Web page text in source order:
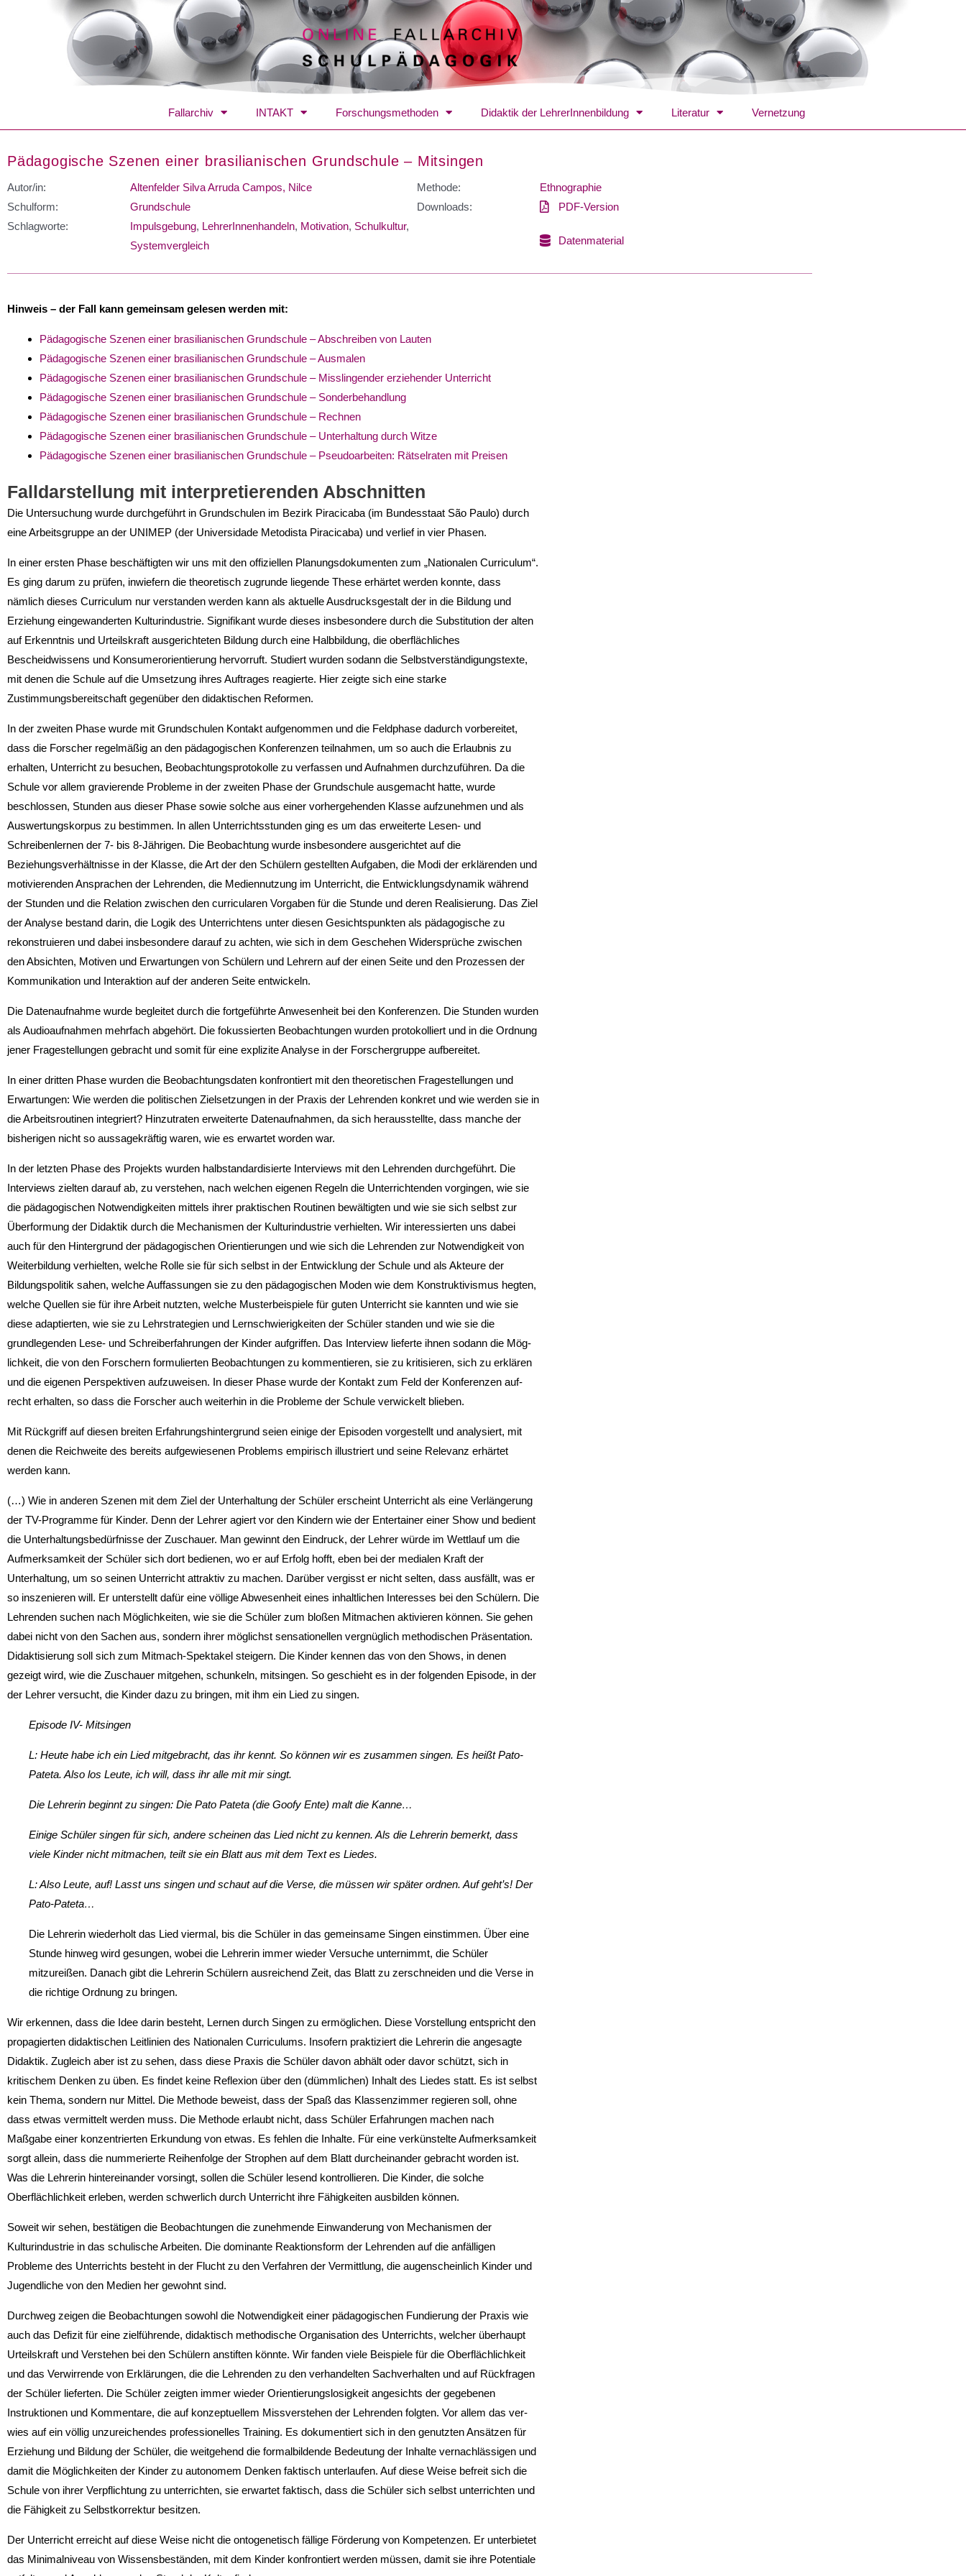
Fallarchiv INTAKT Forschungsmethoden Didaktik der LehrerInnenbildung Literatur Vernetzung
Pädagogische Szenen einer brasilianischen Grundschule – Mitsingen
Autor/in:
Altenfelder Silva Arruda Campos, Nilce
Schulform:
Grundschule
Schlagworte:
Impulsgebung, LehrerInnenhandeln, Motivation, Schulkultur,
Systemvergleich
Methode:
Ethnographie
Downloads:
PDF-Version
Datenmaterial
Hinweis – der Fall kann gemeinsam gelesen werden mit:
Pädagogische Szenen einer brasilianischen Grundschule – Abschreiben von Lauten
Pädagogische Szenen einer brasilianischen Grundschule – Ausmalen
Pädagogische Szenen einer brasilianischen Grundschule – Misslingender erziehender Unterricht
Pädagogische Szenen einer brasilianischen Grundschule – Sonderbehandlung
Pädagogische Szenen einer brasilianischen Grundschule – Rechnen
Pädagogische Szenen einer brasilianischen Grundschule – Unterhaltung durch Witze
Pädagogische Szenen einer brasilianischen Grundschule – Pseudoarbeiten: Rätselraten mit Preisen
Falldarstellung mit interpretierenden Abschnitten
Die Untersuchung wurde durchgeführt in Grundschulen im Bezirk Piracicaba (im Bundesstaat São Paulo) durch
eine Arbeitsgruppe an der UNIMEP (der Universidade Metodista Piracicaba) und verlief in vier Phasen.
In einer ersten Phase beschäftigten wir uns mit den offiziellen Planungs­dokumenten zum „Nationalen Curriculum“.
Es ging darum zu prüfen, inwie­fern die theoretisch zugrunde liegende These erhärtet werden konnte, dass
nämlich dieses Curriculum nur verstanden werden kann als aktuelle Aus­drucksgestalt der in die Bildung und
Erziehung eingewanderten Kulturindust­rie. Signifikant wurde dieses insbesondere durch die Substitution der alten
auf Erkenntnis und Urteilskraft ausgerichteten Bildung durch eine Halbbil­dung, die oberflächliches
Bescheidwissens und Konsumerorientierung her­vorruft. Studiert wurden sodann die Selbstverständigungstexte,
mit denen die Schule auf die Umsetzung ihres Auftrages reagierte. Hier zeigte sich eine starke
Zustimmungsbereitschaft gegenüber den didaktischen Reformen.
In der zweiten Phase wurde mit Grundschulen Kontakt aufgenommen und die Feldphase dadurch vorbereitet,
dass die Forscher regelmäßig an den pädago­gischen Konferenzen teilnahmen, um so auch die Erlaubnis zu
erhalten, Unterricht zu besuchen, Beobachtungsprotokolle zu verfassen und Aufnahmen durchzuführen. Da die
Schule vor allem gravierende Probleme in der zweiten Phase der Grundschule ausgemacht hatte, wurde
beschlossen, Stunden aus dieser Phase sowie solche aus einer vorhergehenden Klasse aufzunehmen und als
Auswertungskorpus zu bestimmen. In allen Unterrichtsstunden ging es um das erweiterte Lesen- und
Schreibenlernen der 7- bis 8-Jährigen. Die Be­obachtung wurde insbesondere ausgerichtet auf die
Beziehungsverhältnisse in der Klasse, die Art der den Schülern gestellten Aufgaben, die Modi der erklä­renden und
motivierenden Ansprachen der Lehrenden, die Mediennutzung im Unterricht, die Entwicklungsdynamik während
der Stunden und die Relation zwischen den curricularen Vorgaben für die Stunde und deren Realisierung. Das Ziel
der Analyse bestand darin, die Logik des Unterrichtens unter diesen Gesichtspunkten als pädagogische zu
rekonstruieren und dabei insbesondere darauf zu achten, wie sich in dem Geschehen Widersprüche zwischen
den Absichten, Motiven und Erwartungen von Schülern und Lehrern auf der ei­nen Seite und den Prozessen der
Kommunikation und Interaktion auf der an­deren Seite entwickeln.
Die Datenaufnahme wurde begleitet durch die fortgeführte Anwesenheit bei den Konferenzen. Die Stunden wurden
als Audioaufnahmen mehrfach abgehört. Die fokussierten Beobachtungen wurden protokolliert und in die Ordnung
jener Fragestellungen gebracht und somit für eine explizite Analyse in der Forschergruppe aufbereitet.
In einer dritten Phase wurden die Beobachtungsdaten konfrontiert mit den theoretischen Fragestellungen und
Erwartungen: Wie werden die politi­schen Zielsetzungen in der Praxis der Lehrenden konkret und wie werden sie in
die Arbeitsroutinen integriert? Hinzutraten erweiterte Datenaufnahmen, da sich herausstellte, dass manche der
bisherigen nicht so aussagekräftig waren, wie es erwartet worden war.
In der letzten Phase des Projekts wurden halbstandardisierte Interviews mit den Lehrenden durchgeführt. Die
Interviews zielten darauf ab, zu ver­stehen, nach welchen eigenen Regeln die Unterrichtenden vorgingen, wie sie
die pädagogischen Notwendigkeiten mittels ihrer praktischen Routinen bewältigten und wie sie sich selbst zur
Überformung der Didaktik durch die Mechanismen der Kulturindustrie verhielten. Wir interessierten uns dabei
auch für den Hintergrund der pädagogischen Orientierungen und wie sich die Lehrenden zur Notwendigkeit von
Weiterbildung verhielten, welche Rolle sie für sich selbst in der Entwicklung der Schule und als Akteure der
Bildungspolitik sahen, welche Auffassungen sie zu den pädagogischen Mo­den wie dem Konstruktivismus hegten,
welche Quellen sie für ihre Arbeit nutzten, welche Musterbeispiele für guten Unterricht sie kannten und wie sie
diese adaptierten, wie sie zu Lehrstrategien und Lernschwierigkeiten der Schüler standen und wie sie die
grundlegenden Lese- und Schreiberfahrun­gen der Kinder aufgriffen. Das Interview lieferte ihnen sodann die Mög­
lichkeit, die von den Forschern formulierten Beobachtungen zu kommentieren, sie zu kritisieren, sich zu erklären
und die eigenen Perspektiven aufzu­weisen. In dieser Phase wurde der Kontakt zum Feld der Konferenzen auf­
recht erhalten, so dass die Forscher auch weiterhin in die Probleme der Schule verwickelt blieben.
Mit Rückgriff auf diesen breiten Erfahrungshintergrund seien einige der Episoden vorgestellt und analysiert, mit
denen die Reichweite des bereits aufgewiesenen Problems empirisch illustriert und seine Relevanz erhärtet
werden kann.
(…) Wie in anderen Szenen mit dem Ziel der Unterhaltung der Schüler er­scheint Unterricht als eine Verlängerung
der TV-Programme für Kinder. Denn der Lehrer agiert vor den Kindern wie der Entertainer einer Show und bedient
die Unterhaltungsbedürfnisse der Zuschauer. Man gewinnt den Ein­druck, der Lehrer würde im Wettlauf um die
Aufmerksamkeit der Schüler sich dort bedienen, wo er auf Erfolg hofft, eben bei der medialen Kraft der
Unterhaltung, um so seinen Unterricht attraktiv zu machen. Darüber vergisst er nicht selten, dass ausfällt, was er
so inszenieren will. Er unterstellt dafür eine völlige Abwesenheit eines inhaltlichen Interesses bei den Schülern. Die
Lehrenden suchen nach Möglichkeiten, wie sie die Schüler zum bloßen Mit­machen aktivieren können. Sie gehen
dabei nicht von den Sachen aus, son­dern ihrer möglichst sensationellen vergnüglich methodischen Präsentation.
Didaktisierung soll sich zum Mitmach-Spektakel steigern. Die Kinder kennen das von den Shows, in denen
gezeigt wird, wie die Zuschauer mitgehen, schunkeln, mitsingen. So geschieht es in der folgenden Episode, in der
der Lehrer versucht, die Kinder dazu zu bringen, mit ihm ein Lied zu singen.
Episode IV- Mitsingen
L: Heute habe ich ein Lied mitgebracht, das ihr kennt. So können wir es zusammen singen. Es heißt Pato-
Pateta. Also los Leute, ich will, dass ihr alle mit mir singt.
Die Lehrerin beginnt zu singen: Die Pato Pateta (die Goofy Ente) malt die Kanne…
Einige Schüler singen für sich, andere scheinen das Lied nicht zu kennen. Als die Lehrerin bemerkt, dass
viele Kinder nicht mitmachen, teilt sie ein Blatt aus mit dem Text es Liedes.
L: Also Leute, auf! Lasst uns singen und schaut auf die Verse, die müssen wir später ord­nen. Auf geht’s! Der
Pato-Pateta…
Die Lehrerin wiederholt das Lied viermal, bis die Schüler in das gemeinsame Singen einstimmen. Über eine
Stunde hinweg wird gesungen, wobei die Lehrerin immer wie­der Versuche unternimmt, die Schüler
mitzureißen. Danach gibt die Lehrerin Schülern ausreichend Zeit, das Blatt zu zer­schneiden und die Verse in
die richtige Ordnung zu bringen.
Wir erkennen, dass die Idee darin besteht, Lernen durch Singen zu er­möglichen. Diese Vorstellung entspricht den
propagierten didaktischen Leit­linien des Nationalen Curriculums. Insofern praktiziert die Lehrerin die ange­sagte
Didaktik. Zugleich aber ist zu sehen, dass diese Praxis die Schüler da­von abhält oder davor schützt, sich in
kritischem Denken zu üben. Es findet keine Reflexion über den (dümmlichen) Inhalt des Liedes statt. Es ist selbst
kein Thema, sondern nur Mittel. Die Methode beweist, dass der Spaß das Klassenzimmer regieren soll, ohne
dass etwas vermittelt werden muss. Die Methode erlaubt nicht, dass Schüler Erfahrungen machen nach
Maßgabe einer konzentrierten Erkundung von etwas. Es fehlen die Inhalte. Für eine ver­künstelte Aufmerksamkeit
sorgt allein, dass die nummerierte Reihenfolge der Strophen auf dem Blatt durcheinander gebracht worden ist.
Was die Lehrerin hintereinander vorsingt, sollen die Schüler lesend kontrollieren. Die Kinder, die solche
Oberflächlichkeit erleben, werden schwerlich durch Unterricht ihre Fähigkeiten ausbilden können.
Soweit wir sehen, bestätigen die Beobachtungen die zunehmende Einwande­rung von Mechanismen der
Kulturindustrie in das schulische Arbeiten. Die dominante Reaktionsform der Lehrenden auf die anfälligen
Probleme des Un­terrichts besteht in der Flucht zu den Verfahren der Vermittlung, die augen­scheinlich Kinder und
Jugendliche von den Medien her gewohnt sind.
Durchweg zeigen die Beobachtungen sowohl die Notwendigkeit einer pädagogischen Fundierung der Praxis wie
auch das Defizit für eine zielführende, didaktisch methodische Organisation des Unterrichts, welcher über­haupt
Urteilskraft und Verstehen bei den Schülern anstiften könnte. Wir fan­den viele Beispiele für die Oberflächlichkeit
und das Verwirrende von Erklä­rungen, die die Lehrenden zu den verhandelten Sachverhalten und auf Rück­fragen
der Schüler lieferten. Die Schüler zeigten immer wieder Orientie­rungslosigkeit angesichts der gegebenen
Instruktionen und Kommentare, die auf konzeptuellem Missverstehen der Lehrenden folgten. Vor allem das ver­
wies auf ein völlig unzureichendes professionelles Training. Es dokumentiert sich in den genutzten Ansätzen für
Erziehung und Bildung der Schüler, die weitgehend die formalbildende Bedeutung der Inhalte vernachlässigen und
damit die Möglichkeiten der Kinder zu autonomem Denken faktisch unterlau­fen. Auf diese Weise befreit sich die
Schule von ihrer Verpflichtung zu unter­richten, sie erwartet faktisch, dass die Schüler sich selbst unterrichten und
die Fähigkeit zu Selbstkorrektur besitzen.
Der Unterricht erreicht auf diese Weise nicht die ontogenetisch fällige Förderung von Kompetenzen. Er unterbietet
das Minimalniveau von Wis­sensbeständen, mit dem Kinder konfrontiert werden müssen, damit sie ihre Potentiale